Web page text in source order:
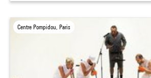
Centre Pompidou, Paris